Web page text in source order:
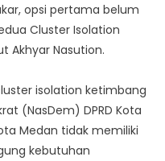
opsi pertama belum
Cluster Isolation
Akhyar Nasution.
isolation ketimbang
(NasDem) DPRD Kota
Medan tidak memiliki
kebutuhan